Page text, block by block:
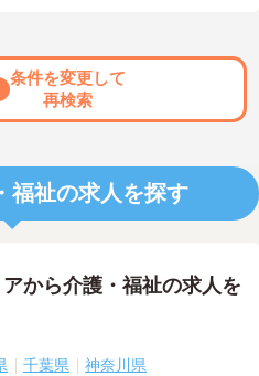
条件を変更して
再検索
福祉の求人を探す
から介護・福祉の求人を
千葉県 神奈川県